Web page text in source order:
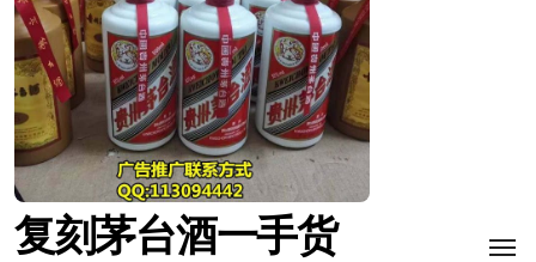
复刻茅台酒一手货